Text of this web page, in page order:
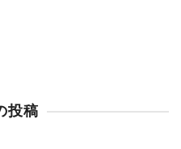
投稿